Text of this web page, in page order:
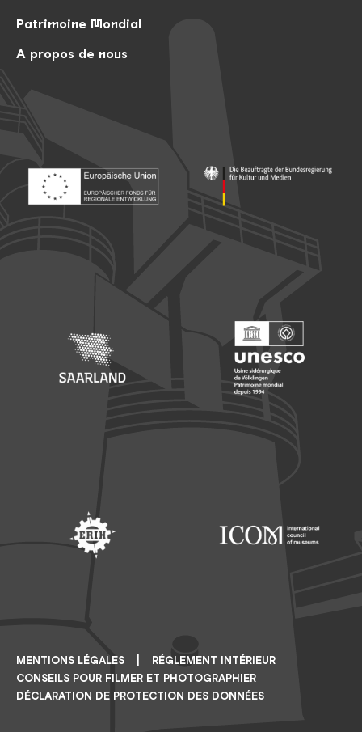
Patrimoine Mondial
A propos de nous
MENTIONS LÉGALES
RÉGLEMENT INTÉRIEUR
CONSEILS POUR FILMER ET PHOTOGRAPHIER
DÉCLARATION DE PROTECTION DES DONNÉES